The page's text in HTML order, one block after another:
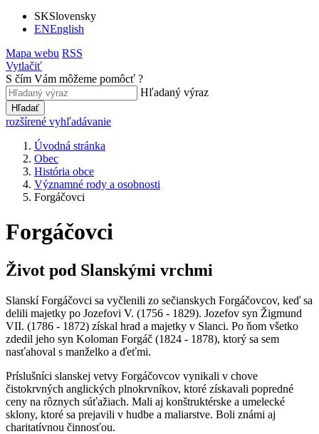
SKSlovensky
ENEnglish
Mapa webu RSS
Vytlačiť
S čím Vám môžeme pomôcť ?
Hľadaný výraz
Hľadať
rozšírené vyhľadávanie
Úvodná stránka
Obec
História obce
Významné rody a osobnosti
Forgáčovci
Forgáčovci
Život pod Slanskými vrchmi
Slanskí Forgáčovci sa vyčlenili zo sečianskych Forgáčovcov, keď sa
delili majetky po Jozefovi V. (1756 - 1829). Jozefov syn Žigmund
VII. (1786 - 1872) získal hrad a majetky v Slanci. Po ňom všetko
zdedil jeho syn Koloman Forgáč (1824 - 1878), ktorý sa sem
nasťahoval s manželko a ďeťmi.
Príslušníci slanskej vetvy Forgáčovcov vynikali v chove
čistokrvných anglických plnokrvníkov, ktoré získavali popredné
ceny na rôznych súťažiach. Mali aj konštruktérske a umelecké
sklony, ktoré sa prejavili v hudbe a maliarstve. Boli známi aj
charitatívnou činnosťou.